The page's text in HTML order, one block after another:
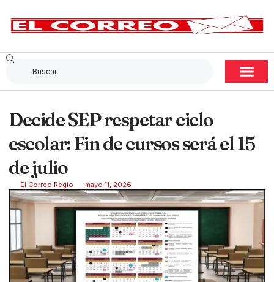
Decide SEP respetar ciclo
escolar: Fin de cursos será el 15
de julio
El Correo Regio mayo 11, 2026